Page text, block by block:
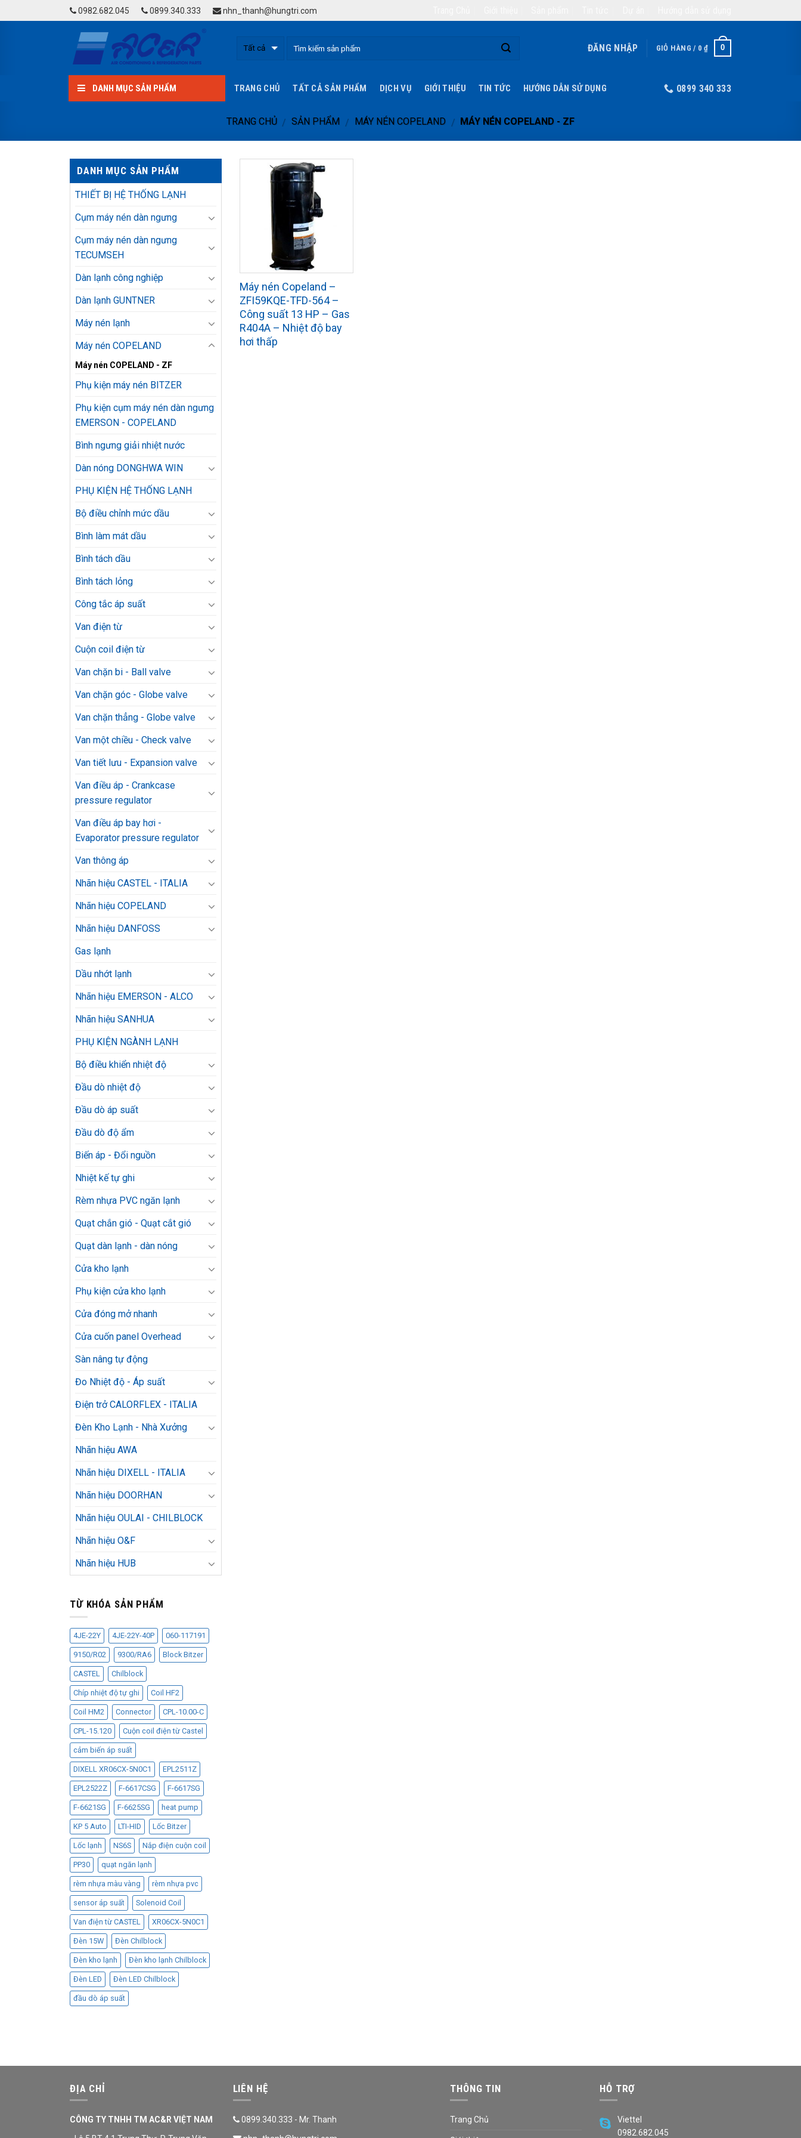
to
0982.682.045 0899.340.333 nhn_thanh@hungtri.com
ĐĂNG NHẬP GIỎ HÀNG / 0₫ 0
DANH MỤC SẢN PHẨM TRANG CHỦ TẤT CẢ SẢN PHẨM DỊCH VỤ GIỚI THIỆU TIN TỨC HƯỚNG DẪN SỬ DỤNG 0899 340 333
TRANG CHỦ / SẢN PHẨM / MÁY NÉN COPELAND / MÁY NÉN COPELAND - ZF
DANH MỤC SẢN PHẨM
THIẾT BỊ HỆ THỐNG LẠNH
Cụm máy nén dàn ngưng
Cụm máy nén dàn ngưng
TECUMSEH
Dàn lạnh công nghiệp
Dàn lạnh GUNTNER
Máy nén lạnh
Máy nén COPELAND
Máy nén COPELAND - ZF
Phụ kiện máy nén BITZER
Phụ kiện cụm máy nén dàn ngưng
EMERSON - COPELAND
Bình ngưng giải nhiệt nước
Dàn nóng DONGHWA WIN
PHỤ KIỆN HỆ THỐNG LẠNH
Bộ điều chỉnh mức dầu
Bình làm mát dầu
Bình tách dầu
Bình tách lỏng
Công tắc áp suất
Van điện từ
Cuộn coil điện từ
Van chặn bi - Ball valve
Van chặn góc - Globe valve
Van chặn thẳng - Globe valve
Van một chiều - Check valve
Van tiết lưu - Expansion valve
Van điều áp - Crankcase
pressure regulator
Van điều áp bay hơi -
Evaporator pressure regulator
Van thông áp
Nhãn hiệu CASTEL - ITALIA
Nhãn hiệu COPELAND
Nhãn hiệu DANFOSS
Gas lạnh
Dầu nhớt lạnh
Nhãn hiệu EMERSON - ALCO
Nhãn hiệu SANHUA
PHỤ KIỆN NGÀNH LẠNH
Bộ điều khiển nhiệt độ
Đầu dò nhiệt độ
Đầu dò áp suất
Đầu dò độ ẩm
Biến áp - Đổi nguồn
Nhiệt kế tự ghi
Rèm nhựa PVC ngăn lạnh
Quạt chắn gió - Quạt cắt gió
Quạt dàn lạnh - dàn nóng
Cửa kho lạnh
Phụ kiện cửa kho lạnh
Cửa đóng mở nhanh
Cửa cuốn panel Overhead
Sàn nâng tự động
Đo Nhiệt độ - Áp suất
Điện trở CALORFLEX - ITALIA
Đèn Kho Lạnh - Nhà Xưởng
Nhãn hiệu AWA
Nhãn hiệu DIXELL - ITALIA
Nhãn hiệu DOORHAN
Nhãn hiệu OULAI - CHILBLOCK
Nhãn hiệu O&F
Nhãn hiệu HUB
TỪ KHÓA SẢN PHẨM
4JE-22Y 4JE-22Y-40P 060-117191
9150/R02 9300/RA6 Block Bitzer
CASTEL Chilblock
Chíp nhiệt độ tự ghi Coil HF2
Coil HM2 Connector CPL-10.00-C
CPL-15.120 Cuộn coil điện từ Castel
cảm biến áp suất
DIXELL XR06CX-5N0C1 EPL2511Z
EPL2522Z F-6617CSG F-6617SG
F-6621SG F-6625SG heat pump
KP 5 Auto LTI-HID Lốc Bitzer
Lốc lạnh NS6S Nắp điện cuộn coil
PP30 quạt ngăn lạnh
rèm nhựa màu vàng rèm nhựa pvc
sensor áp suất Solenoid Coil
Van điện từ CASTEL XR06CX-5N0C1
Đèn 15W Đèn Chilblock
Đèn kho lạnh Đèn kho lạnh Chilblock
Đèn LED Đèn LED Chilblock
đầu dò áp suất
Máy nén Copeland –
ZFI59KQE-TFD-564 –
Công suất 13 HP – Gas
R404A – Nhiệt độ bay
hơi thấp
ĐỊA CHỈ
CÔNG TY TNHH TM AC&R VIỆT NAM
LIÊN HỆ
0899.340.333 - Mr. Thanh
THÔNG TIN
Trang Chủ
HỖ TRỢ
Viettel
0982.682.045